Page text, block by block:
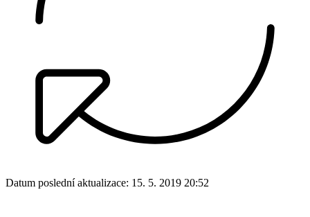
Datum poslední aktualizace: 15. 5. 2019 20:52